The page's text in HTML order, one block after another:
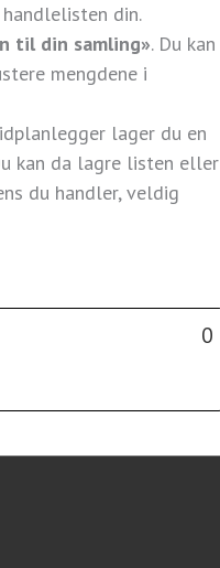
din.
til din samling». Du kan
mengdene i
lager du en
kan da lagre listen eller
du handler, veldig
0